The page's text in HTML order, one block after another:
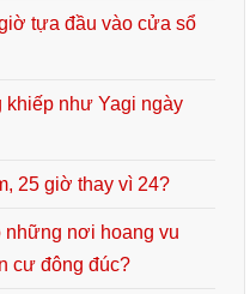
tựa đầu vào cửa sổ
như Yagi ngày
25 giờ thay vì 24?
những nơi hoang vu
cư đông đúc?